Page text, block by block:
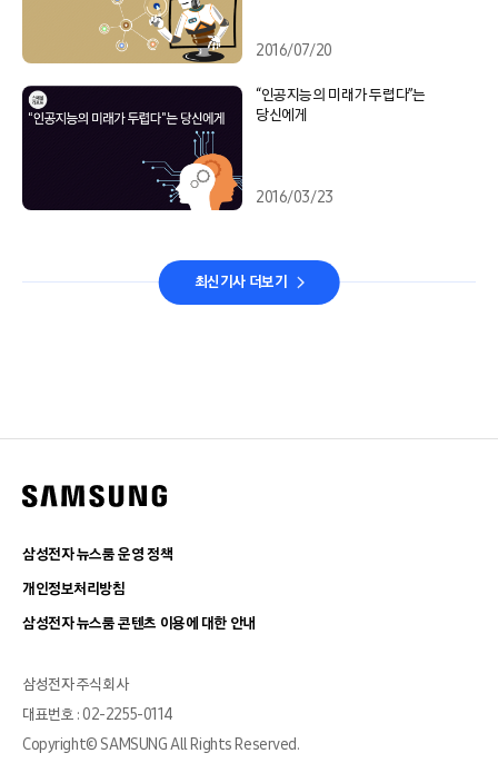
2016/07/20
“인공지능의 미래가 두렵다”는
당신에게
2016/03/23
최신기사 더보기
삼성전자 뉴스룸 운영 정책
개인정보처리방침
삼성전자 뉴스룸 콘텐츠 이용에 대한 안내
삼성전자 주식회사
대표번호 : 02-2255-0114
Copyright© SAMSUNG All Rights Reserved.